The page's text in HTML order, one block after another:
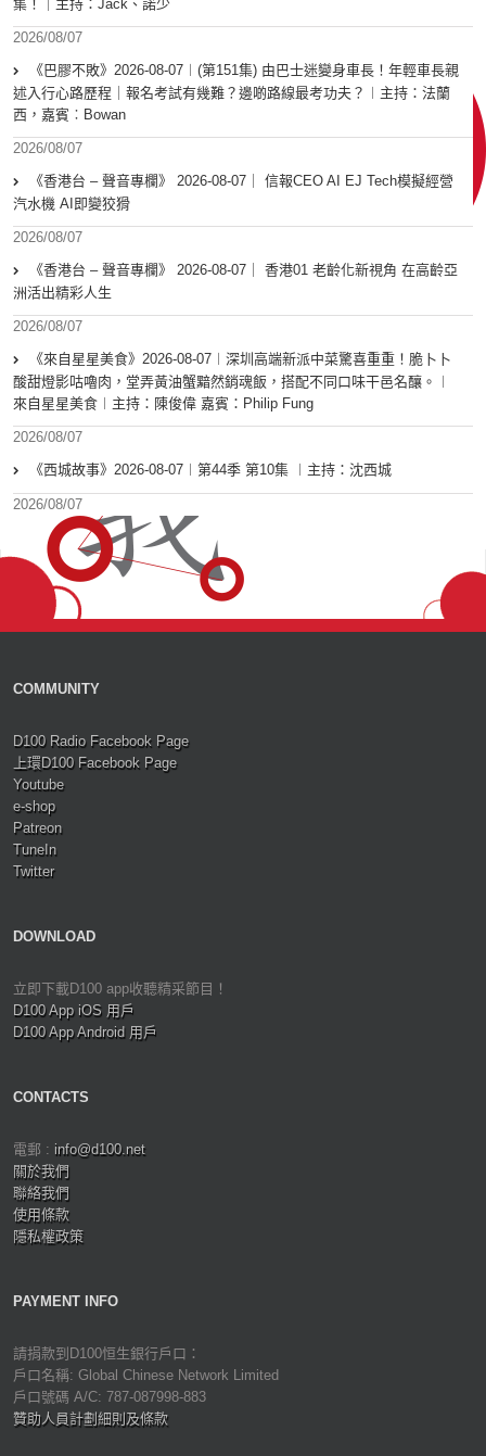
集！｜主持：Jack、諾少
2026/08/07
《巴膠不敗》2026-08-07︱(第151集) 由巴士迷變身車長！年輕車長親
述入行心路歷程｜報名考試有幾難？邊啲路線最考功夫？︱主持：法蘭
西，嘉賓︰Bowan
2026/08/07
《香港台 – 聲音專欄》 2026-08-07｜ 信報CEO AI EJ Tech模擬經營
汽水機 AI即變狡猾
2026/08/07
《香港台 – 聲音專欄》 2026-08-07｜ 香港01 老齡化新視角 在高齡亞
洲活出精彩人生
2026/08/07
《來自星星美食》2026-08-07︱深圳高端新派中菜驚喜重重！脆卜卜
酸甜燈影咕嚕肉，堂弄黃油蟹黯然銷魂飯，搭配不同口味干邑名釀。︱
來自星星美食︱主持：陳俊偉 嘉賓：Philip Fung
2026/08/07
《西城故事》2026-08-07︱第44季 第10集 ︱主持：沈西城
2026/08/07
COMMUNITY
D100 Radio Facebook Page
上環D100 Facebook Page
Youtube
e-shop
Patreon
TuneIn
Twitter
DOWNLOAD
立即下載D100 app收聽精采節目！
D100 App iOS 用戶
D100 App Android 用戶
CONTACTS
電郵 : info@d100.net
關於我們
聯絡我們
使用條款
隱私權政策
PAYMENT INFO
請捐款到D100恒生銀行戶口：
戶口名稱: Global Chinese Network Limited
戶口號碼 A/C: 787-087998-883
贊助人員計劃細則及條款